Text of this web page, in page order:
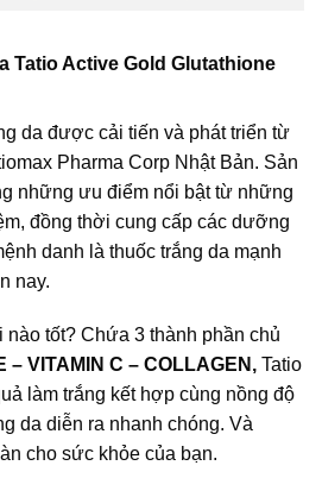
Tatio Active Gold Glutathione
da được cải tiến và phát triển từ
Pharma Corp Nhật Bản. Sản
những ưu điểm nổi bật từ những
đồng thời cung cấp các dưỡng
danh là thuốc trắng da mạnh
nay.
nào tốt? Chứa 3 thành phần chủ
– VITAMIN C – COLLAGEN, Tatio
làm trắng kết hợp cùng nồng độ
da diễn ra nhanh chóng. Và
cho sức khỏe của bạn.